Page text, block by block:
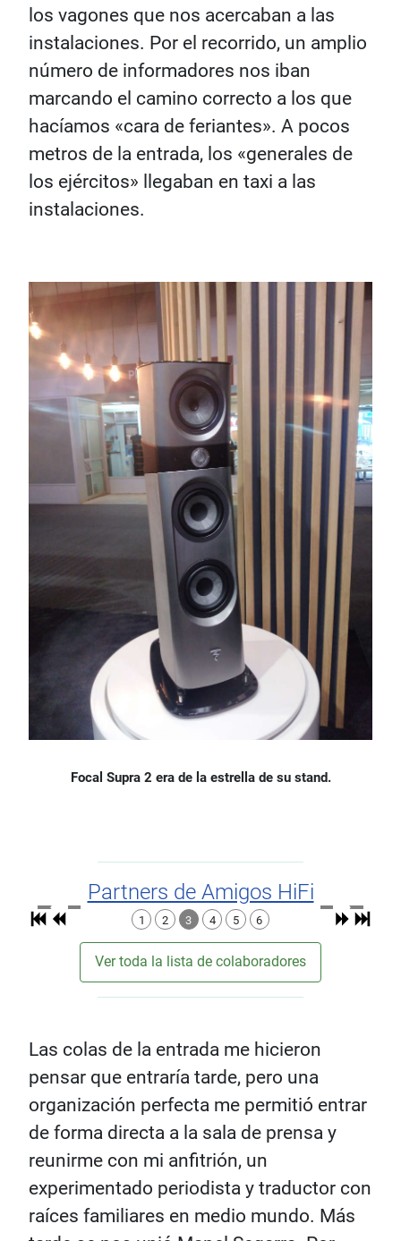
los vagones que nos acercaban a las
instalaciones. Por el recorrido, un amplio
número de informadores nos iban
marcando el camino correcto a los que
hacíamos «cara de feriantes». A pocos
metros de la entrada, los «generales de
los ejércitos» llegaban en taxi a las
instalaciones.
Focal Supra 2 era de la estrella de su stand.
Partners de Amigos HiFi
1 2 3 4 5 6
Ver toda la lista de colaboradores
Las colas de la entrada me hicieron
pensar que entraría tarde, pero una
organización perfecta me permitió entrar
de forma directa a la sala de prensa y
reunirme con mi anfitrión, un
experimentado periodista y traductor con
raíces familiares en medio mundo. Más